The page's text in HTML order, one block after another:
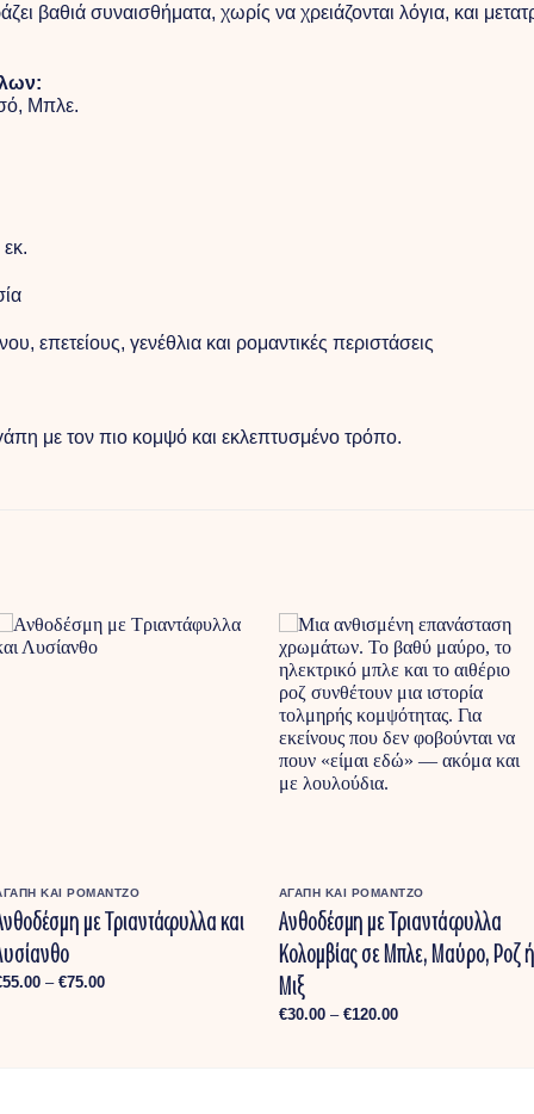
βαθιά συναισθήματα, χωρίς να χρειάζονται λόγια, και
Μπλε.
επετείους, γενέθλια και ρομαντικές περιστάσεις
με τον πιο κομψό και εκλεπτυσμένο τρόπο.
ΚΑΙ ΡΟΜΑΝΤΖΟ
με Τριαντάφυλλα και
55.00 – €75.00Price
ΑΓΑΠΗ ΚΑΙ ΡΟΜΑΝΤΖΟ
Ανθοδέσμη με Τριαντάφυλλα
Κολομβίας σε Μπλε, Μαύρο, Ροζ ή
Μιξ
€30.00 – €120.00Price